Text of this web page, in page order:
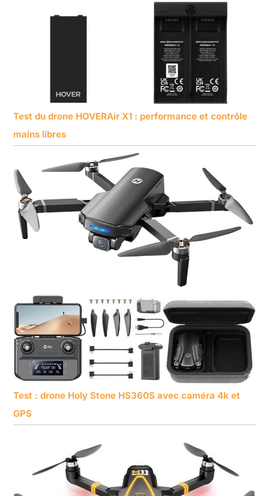
Test du drone HOVERAir X1 : performance et contrôle
mains libres
Test : drone Holy Stone HS360S avec caméra 4k et
GPS